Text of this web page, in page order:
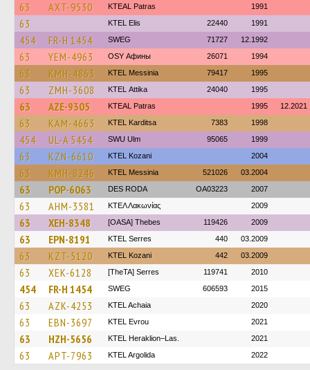
63 AXT-9530 KTEAL Patras 1991
63 KTEL Elis 22440 1991
454 FR-H 1454 SWEG 71727 12.1992
63 YEM-4963 OSY Афины 26071 1994
63 KMH-4863 KTEL Messinia 79417 1995
63 ZMH-3608 KΤΕL Αttika 24040 1995
63 AZE-9305 KTEAL Patras 1995 12.2021
63 KAM-4663 ΚΤΕL Karditsa 7383 1998
454 UL-A 5454 SWU Ulm 95065 1999
63 KZN-6610 ΚΤΕL Kozani 2004
63 KMH-8246 KTEL Messinia 521026 03.2004
63 POP-6063 DES RODA OA03223 2007
63 AHM-3581 ΚΤΕΛ Λακωνίας 2009
63 XEH-8348 [OASA] Thebes 119426 2009
63 EPN-8191 KTEL Serres 440 03.2009
63 KZT-5120 ΚΤΕL Kozani 442 03.2009
63 XEK-6128 [TheTA] Serres 119741 2010
454 FR-H 1454 SWEG 606593 2015
63 AZK-4253 KTEL Achaia 2020
63 EBN-3697 KTEL Evrou 2021
63 HZH-5656 KTEL Heraklion–Las. 2021
63 APT-7963 KTEL Argolida 2022